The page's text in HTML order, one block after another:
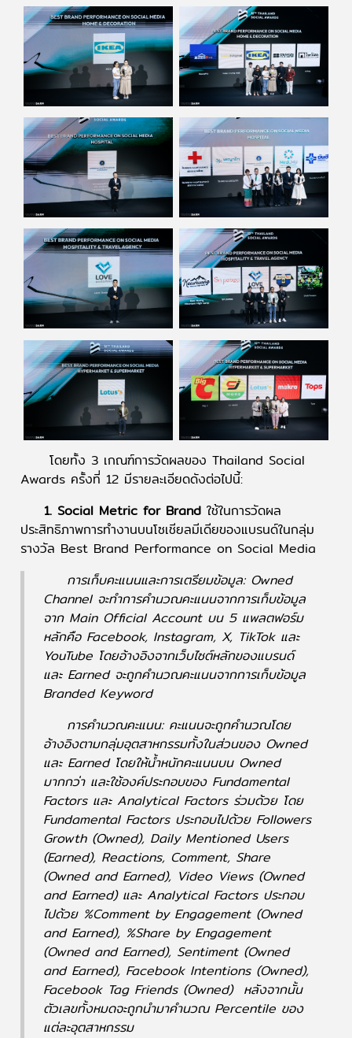
โดยทั้ง 3 เกณฑ์การวัดผลของ Thailand Social
Awards ครั้งที่ 12 มีรายละเอียดดังต่อไปนี้:
1. Social Metric for Brand ใช้ในการวัดผล
ประสิทธิภาพการทำงานบนโซเชียลมีเดียของแบรนด์ในกลุ่ม
รางวัล Best Brand Performance on Social Media
การเก็บคะแนนและการเตรียมข้อมูล: Owned
Channel จะทำการคำนวณคะแนนจากการเก็บข้อมูล
จาก Main Official Account บน 5 แพลตฟอร์ม
หลักคือ Facebook, Instagram, X, TikTok และ
YouTube โดยอ้างอิงจากเว็บไซต์หลักของแบรนด์
และ Earned จะถูกคำนวณคะแนนจากการเก็บข้อมูล
Branded Keyword
การคำนวณคะแนน: คะแนนจะถูกคำนวณโดย
อ้างอิงตามกลุ่มอุตสาหกรรมทั้งในส่วนของ Owned
และ Earned โดยให้น้ำหนักคะแนนบน Owned
มากกว่า และใช้องค์ประกอบของ Fundamental
Factors และ Analytical Factors ร่วมด้วย โดย
Fundamental Factors ประกอบไปด้วย Followers
Growth (Owned), Daily Mentioned Users
(Earned), Reactions, Comment, Share
(Owned and Earned),​ Video Views (Owned
and Earned) และ Analytical Factors ประกอบ
ไปด้วย %Comment by Engagement (Owned
and Earned),​ %Share by Engagement
(Owned and Earned),​ Sentiment (Owned
and Earned),​ Facebook Intentions (Owned),
Facebook Tag Friends (Owned) หลังจากนั้น
ตัวเลขทั้งหมดจะถูกนำมาคำนวณ Percentile ของ
แต่ละอุตสาหกรรม